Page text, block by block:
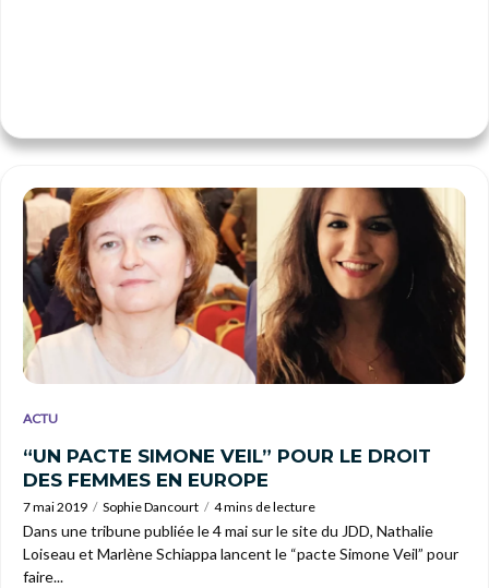
ACTU
“UN PACTE SIMONE VEIL” POUR LE DROIT
DES FEMMES EN EUROPE
7 mai 2019 Sophie Dancourt 4 mins de lecture
Dans une tribune publiée le 4 mai sur le site du JDD, Nathalie
Loiseau et Marlène Schiappa lancent le “pacte Simone Veil” pour
faire...